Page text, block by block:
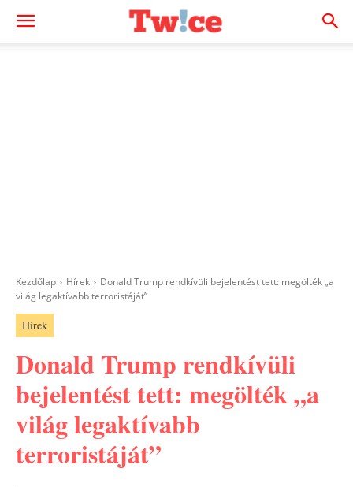
Kezdőlap Hírek
Donald Trump rendkívüli bejelentést tett: megölték „a
világ legaktívabb terroristáját”
Hírek
Donald Trump rendkívüli
bejelentést tett: megölték „a
világ legaktívabb
terroristáját”